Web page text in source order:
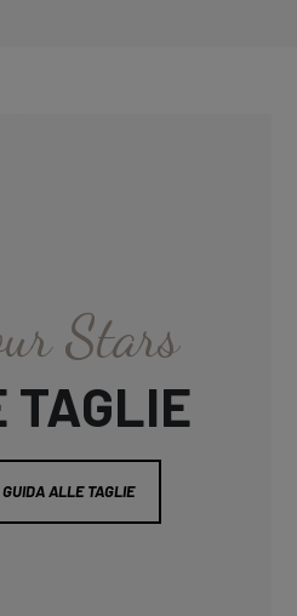
Stars
TAGLIE
GUIDA ALLE TAGLIE